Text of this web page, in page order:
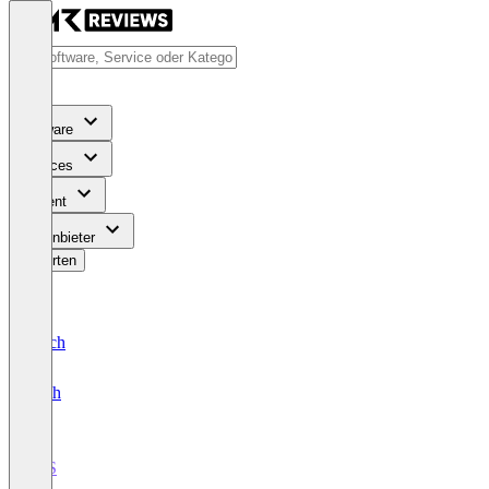
Software
Services
Content
Für Anbieter
Bewerten
Deutsch
English
GIS